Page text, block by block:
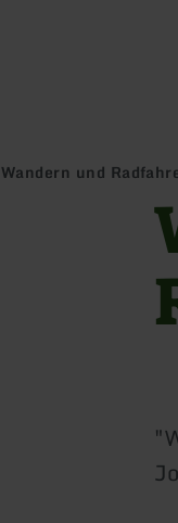
Wandern und